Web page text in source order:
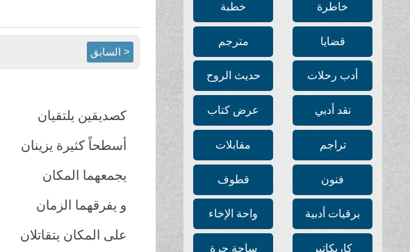
خاطرة خطبة
قضايا مترجم
أدب رحلات حديث الروح
نقد أدبي عرض كتاب
تراجم مقابلات
فنون قطوف
برقيات أدبية واحة الإخاء
كاريكاتير ساحة حرة
< السابق
كصديقين يلتقيان
أسطحاً كثيرة يزينان
يجمعهما المكان
و يفرقهما الزمان
على المكان يتقاتلان